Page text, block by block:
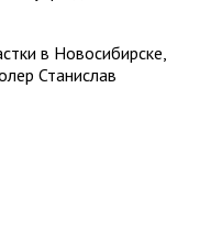
в Новосибирске,
Станислав